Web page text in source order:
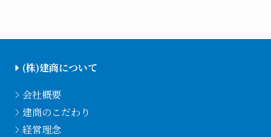
(株)建商について
会社概要
建商のこだわり
経営理念